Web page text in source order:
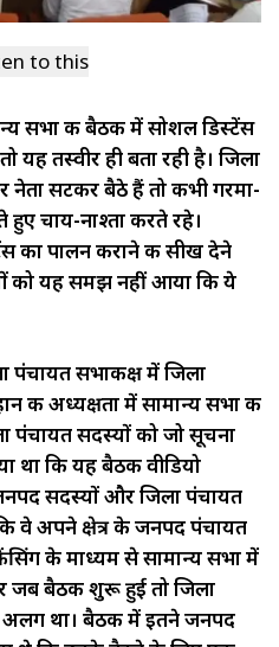
to this
सभा की बैठक में सोशल डिस्टेंस
यह तस्वीर ही बता रही है। जिला
सटकर बैठे हैं तो कभी गरमा-
चाय-नाश्ता करते रहे।
का पालन कराने की सीख देने
को यह समझ नहीं आया कि ये
पंचायत सभाकक्ष में जिला
की अध्यक्षता में सामान्य सभा की
सदस्यों को जो सूचना
था कि यह बैठक वीडियो
सदस्यों और जिला पंचायत
वे अपने क्षेत्र के जनपद पंचायत
के माध्यम से सामान्य सभा में
जब बैठक शुरू हुई तो जिला
अलग था। बैठक में इतने जनपद